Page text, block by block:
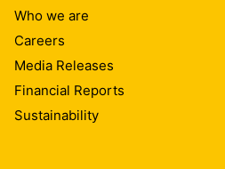
Who we are
Careers
Media Releases
Financial Reports
Sustainability